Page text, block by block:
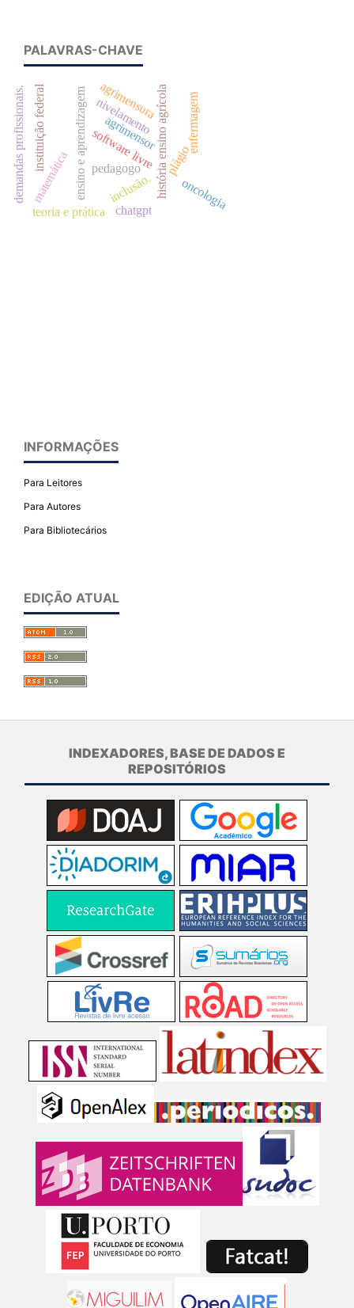
PALAVRAS-CHAVE
história ensino agrícolaplágio
software livre
ensino e aprendizagem
teoria e prática
demandas profissionais. pedagogo
inclusão.
matemática
chatgpt
enfermagem
instituição federal agrimensor
agrimensura
nivelamento
oncologia
INFORMAÇÕES
Para Leitores
Para Autores
Para Bibliotecários
EDIÇÃO ATUAL
INDEXADORES, BASE DE DADOS E
REPOSITÓRIOS